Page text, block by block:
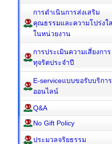
การดำเนินการส่งเสริม
คุณธรรมและความโปร่งใส
ในหน่วยงาน
การประเมินความเสี่ยงการ
ทุจริตประจำปี
E-serviceแบบขอรับบริการ
ออนไลน์
Q&A
No Gift Policy
ประมวลจริยธรรม